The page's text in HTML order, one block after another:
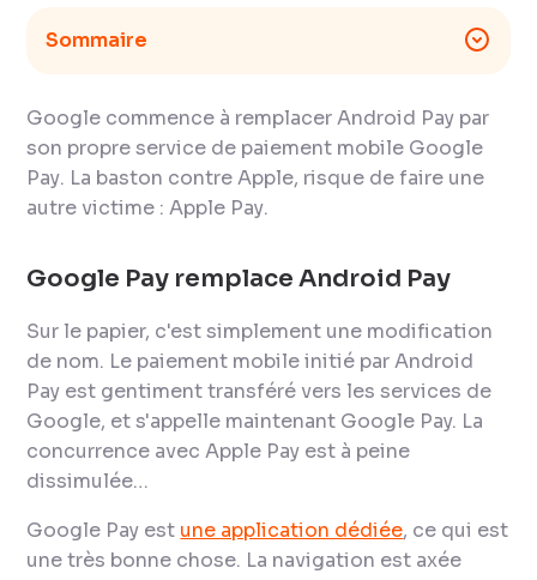
Sommaire
Google commence à remplacerAndroid Pay par
son propre service de paiement mobile Google
Pay. La baston contre Apple, risque de faire une
autre victime :Apple Pay.
Google Pay remplaceAndroid Pay
Sur le papier, c'est simplement une modification
de nom. Le paiement mobile initié par Android
Pay est gentiment transféré vers les services de
Google, et s'appelle maintenant Google Pay. La
concurrence avec Apple Pay est à peine
dissimulée…
Google Pay est une application dédiée, ce qui est
une très bonne chose. La navigation est axée